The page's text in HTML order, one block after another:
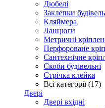
Дюбелі
Заклепки
Кляймера
Ланцюги
Метричні
Перфороване
Сантехнічне
Скоби будівельні
Стрічка клейка
Всі категорії (17)
Двері
Двері вхідні